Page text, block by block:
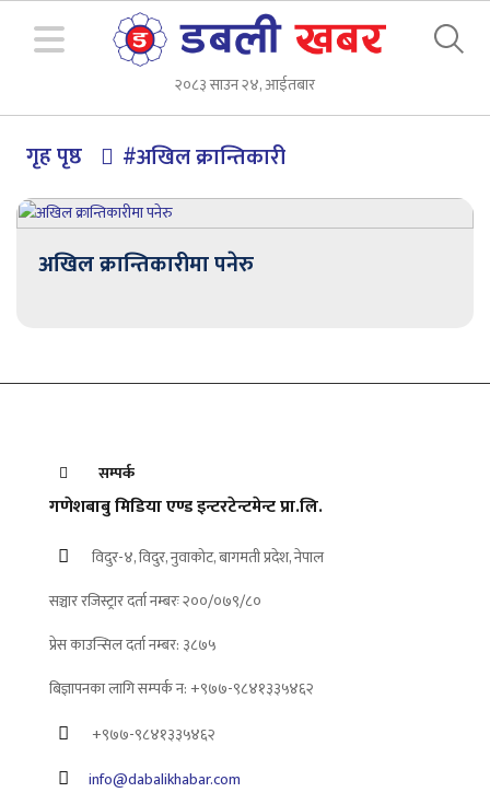
२०८३ साउन २४, आईतबार
गृह पृष्ठ #अखिल क्रान्तिकारी
अखिल क्रान्तिकारीमा पनेरु
सम्पर्क
गणेशबाबु मिडिया एण्ड इन्टरटेन्टमेन्ट प्रा.लि.
विदुर-४, विदुर, नुवाकोट, बागमती प्रदेश, नेपाल
सञ्चार रजिस्ट्रार दर्ता नम्बरः २००/०७९/८०
प्रेस काउन्सिल दर्ता नम्बर: ३८७५
बिज्ञापनका लागि सम्पर्क न: +९७७-९८४१३३५४६२
+९७७-९८४१३३५४६२
info@dabalikhabar.com